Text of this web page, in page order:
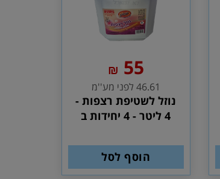
55
₪
46.61 לפני מע''מ
נוזל לשטיפת רצפות -
4 ליטר - 4 יחידות ב
הוסף לסל